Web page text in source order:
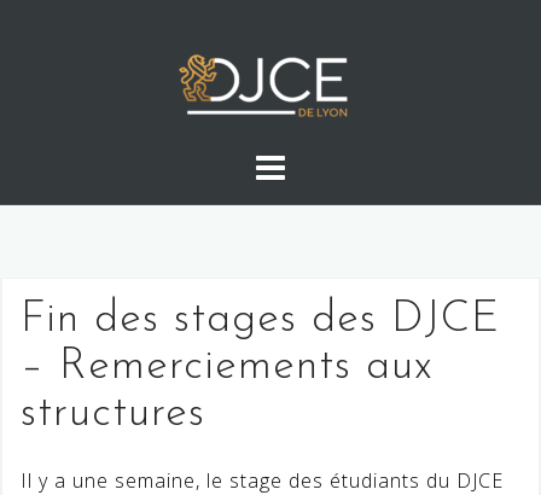
Fin des stages des DJCE
– Remerciements aux
structures
Il y a une semaine, le stage des étudiants du DJCE